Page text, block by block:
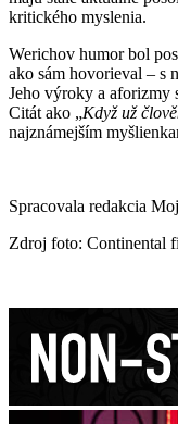
kritického myslenia.
Werichov humor bol
ako sám hovorieval – s
Jeho výroky a aforizmy
Citát ako „Když už
najznámejším
Spracovala redakcia
Zdroj foto: Continental